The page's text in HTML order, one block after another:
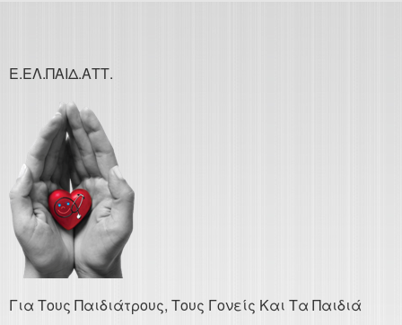
Ε.ΕΛ.ΠΑΙΔ.ΑΤΤ.
Για Τους Παιδιάτρους, Τους Γονείς Και Τα Παιδιά